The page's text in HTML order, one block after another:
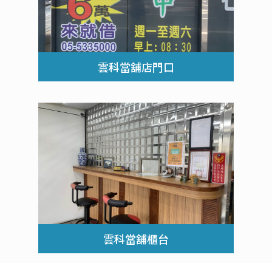
雲科當舖店門口
雲科當舖櫃台